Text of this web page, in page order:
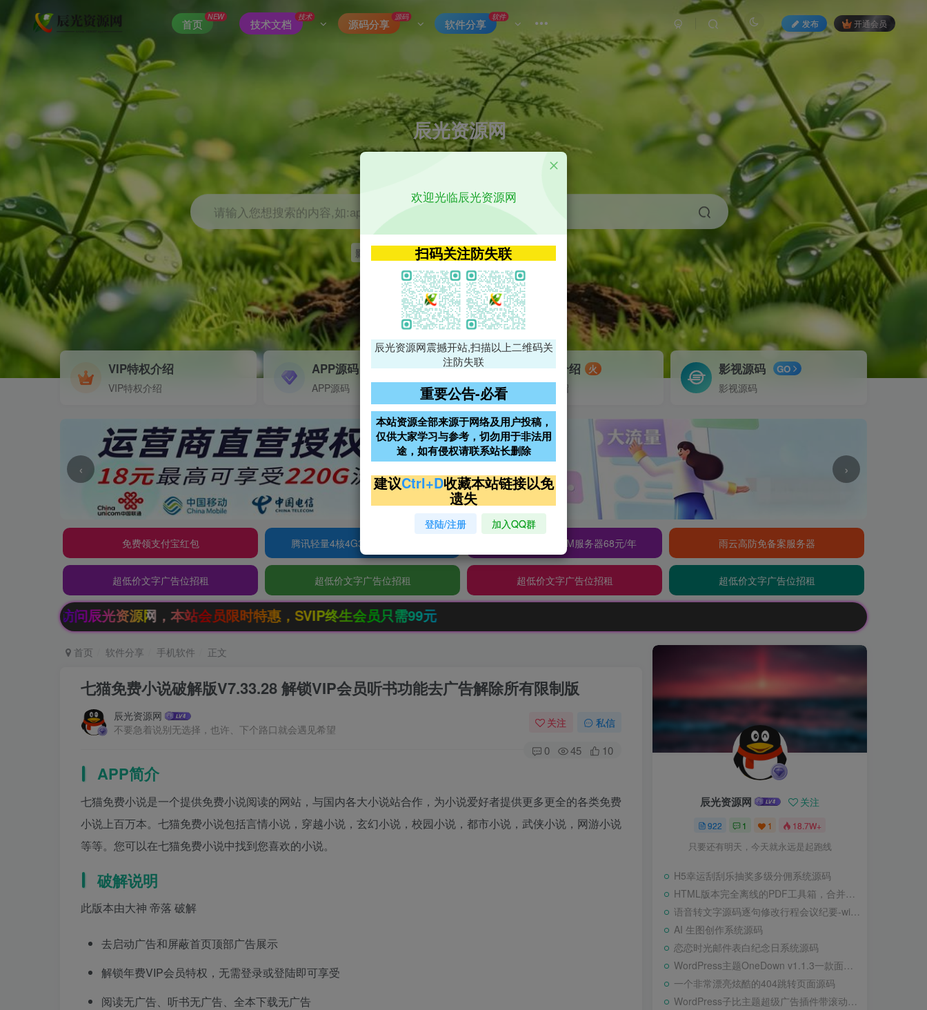
首页
NEW
技术文档
技术
源码分享
源码
软件分享
软件
发布 开通会员
辰光资源网
优质的网络资源分享平台
请输入您想搜索的内容,如:app源码
影视 神马 getapp 原神
VIP特权介绍
VIP特权介绍
APP源码
APP源码
VIP特权介绍 火
VIP特权介绍
影视源码 GO
影视源码
‹ ›
免费领支付宝红包 腾讯轻量4核4G3M服务器38元/年 阿里云2核2G200M服务器68元/年 雨云高防免备案服务器
超低价文字广告位招租 超低价文字广告位招租 超低价文字广告位招租 超低价文字广告位招租
本站会员限时特惠，SVIP终生会员只需99元
首页 软件分享 手机软件 正文
七猫免费小说破解版V7.33.28 解锁VIP会员听书功能去广告解除所有限制版
辰光资源网
不要急着说别无选择，也许、下个路口就会遇见希望
关注 私信
0 45 10
APP简介
七猫免费小说是一个提供免费小说阅读的网站，与国内各大小说站合作，为小说爱好者提供更多更全的各类免费
小说上百万本。七猫免费小说包括言情小说，穿越小说，玄幻小说，校园小说，都市小说，武侠小说，网游小说
等等。您可以在七猫免费小说中找到您喜欢的小说。
破解说明
此版本由大神 帝落 破解
去启动广告和屏蔽首页顶部广告展示
解锁年费VIP会员特权，无需登录或登陆即可享受
阅读无广告、听书无广告、全本下载无广告
辰光资源网 关注
922 1 1 18.7W+
只要还有明天，今天就永远是起跑线
H5幸运刮刮乐抽奖多级分佣系统源码
HTML版本完全离线的PDF工具箱，合并、拆分、旋转、删除、PDF转图片、图片转PDF
语音转文字源码逐句修改行程会议纪要-wisper版本
AI 生图创作系统源码
恋恋时光邮件表白纪念日系统源码
WordPress主题OneDown v1.1.3一款面向个人站长的资源下载、技术教程、内容资讯类站点的 WordPress 主题
一个非常漂亮炫酷的404跳转页面源码
WordPress子比主题超级广告插件带滚动公告
欢迎光临辰光资源网
扫码关注防失联
辰光资源网震撼开站,扫描以上二维码关
注防失联
重要公告-必看
本站资源全部来源于网络及用户投稿，
仅供大家学习与参考，切勿用于非法用
途，如有侵权请联系站长删除
建议Ctrl+D收藏本站链接以免
遗失
登陆/注册 加入QQ群